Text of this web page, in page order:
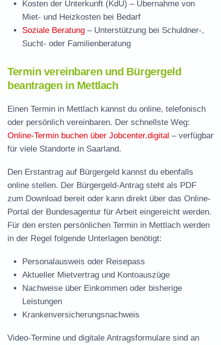
Kosten der Unterkunft (KdU) – Übernahme von
Miet- und Heizkosten bei Bedarf
Soziale Beratung – Unterstützung bei Schuldner-,
Sucht- oder Familienberatung
Termin vereinbaren und Bürgergeld
beantragen in Mettlach
Einen Termin in Mettlach kannst du online, telefonisch
oder persönlich vereinbaren. Der schnellste Weg:
Online-Termin buchen über Jobcenter.digital – verfügbar
für viele Standorte in Saarland.
Den Erstantrag auf Bürgergeld kannst du ebenfalls
online stellen. Der Bürgergeld-Antrag steht als PDF
zum Download bereit oder kann direkt über das Online-
Portal der Bundesagentur für Arbeit eingereicht werden.
Für den ersten persönlichen Termin in Mettlach werden
in der Regel folgende Unterlagen benötigt:
Personalausweis oder Reisepass
Aktueller Mietvertrag und Kontoauszüge
Nachweise über Einkommen oder bisherige
Leistungen
Krankenversicherungsnachweis
Video-Termine und digitale Antragsformulare sind an